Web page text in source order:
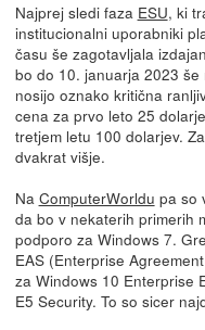
Najprej sledi faza ESU, ki
institucionalni uporabniki
času še zagotavljala
bo do 10. januarja 2023
nosijo oznako kritična
cena za prvo leto 25
tretjem letu 100 dolarjev.
dvakrat višje.
Na ComputerWorldu pa so
da bo v nekaterih primerih
podporo za Windows 7.
EAS (Enterprise
za Windows 10 Enterprise
E5 Security. To so sicer